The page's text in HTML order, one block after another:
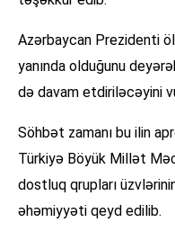
Azərbaycan Prezidenti
yanında olduğunu
də davam etdiriləcəyini
Söhbət zamanı bu ilin
Türkiyə Böyük Millət
dostluq qrupları
əhəmiyyəti qeyd edilib.